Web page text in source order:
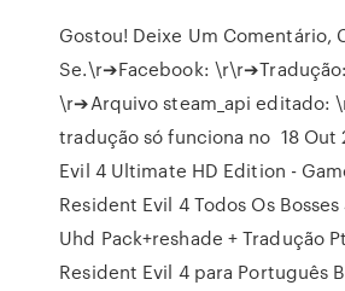
Gostou! Deixe Um Comentário,
Se.\r➔Facebook:
\r➔Arquivo steam_api editado:
tradução só funciona no 18 Out
Evil 4 Ultimate HD Edition -
Resident Evil 4 Todos Os
Uhd Pack+reshade + Tradução
Resident Evil 4 para Português